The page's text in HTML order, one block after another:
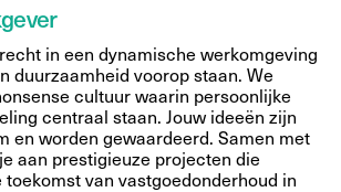
in een dynamische werkomgeving
duurzaamheid voorop staan. We
cultuur waarin persoonlijke
centraal staan. Jouw ideeën zijn
en worden gewaardeerd. Samen met
aan prestigieuze projecten die
toekomst van vastgoedonderhoud in